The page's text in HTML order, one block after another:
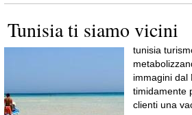
Tunisia ti siamo vicini
tunisia
immagini dal
timidamente
clienti una